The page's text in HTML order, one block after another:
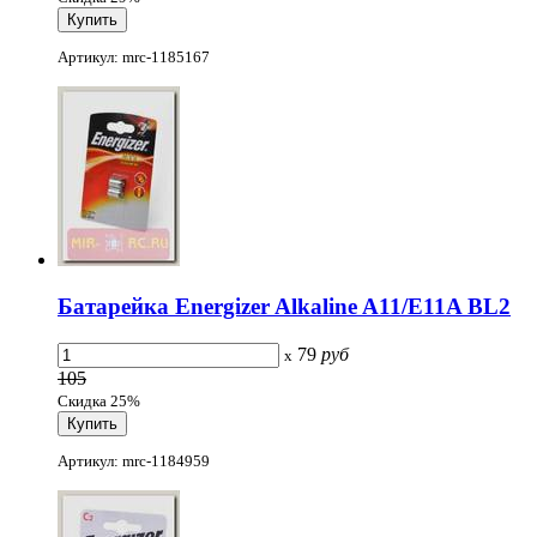
Артикул: mrc-1185167
Батарейка Energizer Alkaline A11/E11A BL2
x 79 руб
105
Скидка 25%
Артикул: mrc-1184959